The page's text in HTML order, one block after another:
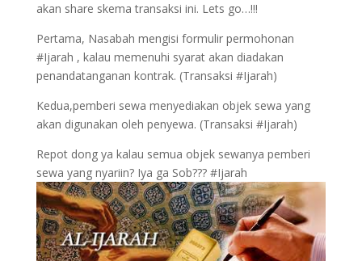
akan share skema transaksi ini. Lets go…!!!
Pertama, Nasabah mengisi formulir permohonan
#Ijarah , kalau memenuhi syarat akan diadakan
penandatanganan kontrak. (Transaksi #Ijarah)
Kedua,pemberi sewa menyediakan objek sewa yang
akan digunakan oleh penyewa. (Transaksi #Ijarah)
Repot dong ya kalau semua objek sewanya pemberi
sewa yang nyariin? Iya ga Sob??? #Ijarah